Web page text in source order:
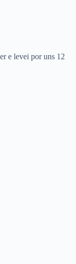
e levei por uns 12